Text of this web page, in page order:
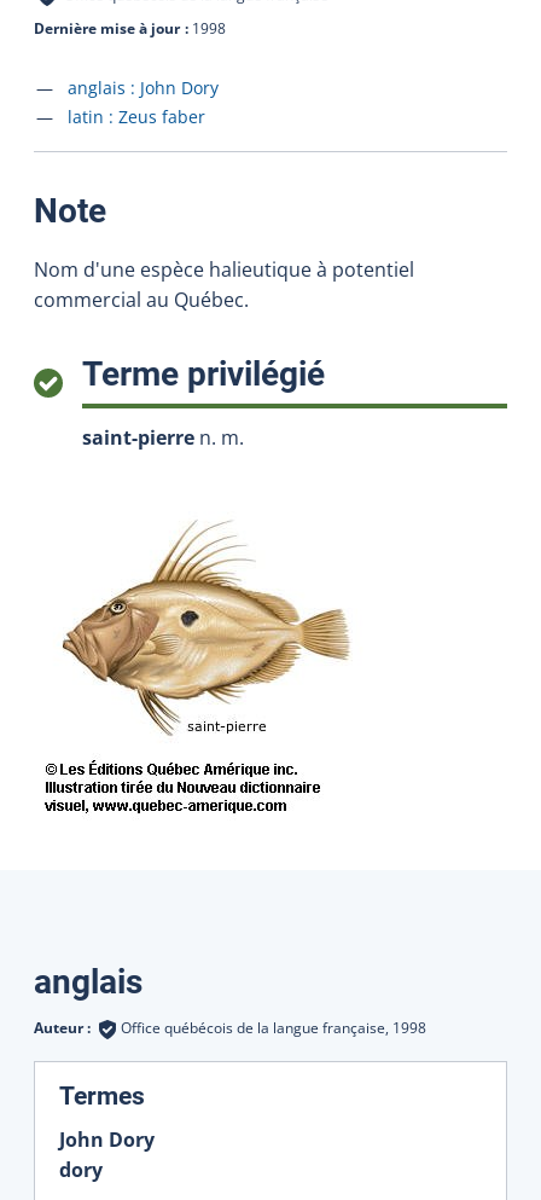
Dernière mise à jour
1998
Accéder à la fiche en
anglais : John Dory
Accéder à la fiche en
latin : Zeus faber
Note:
Nom d'une espèce halieutique à potentiel
commercial au Québec.
Terme privilégié:
saint-pierre n. m.
Traductions
anglais
Auteur : Office québécois de la langue française, 1998
Termes
John Dory
dory